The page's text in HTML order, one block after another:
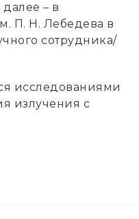
– в
П. Н. Лебедева в
сотрудника/
исследованиями
излучения с